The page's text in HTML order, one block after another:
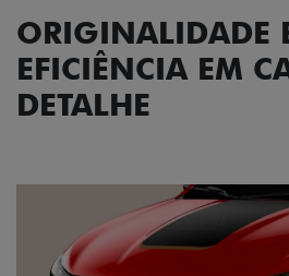
ORIGINALIDADE
EFICIÊNCIA EM
DETALHE